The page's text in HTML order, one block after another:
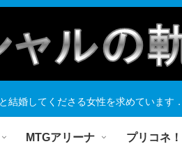
婚してくださる女性を求めています
MTGアリーナ プリコネ